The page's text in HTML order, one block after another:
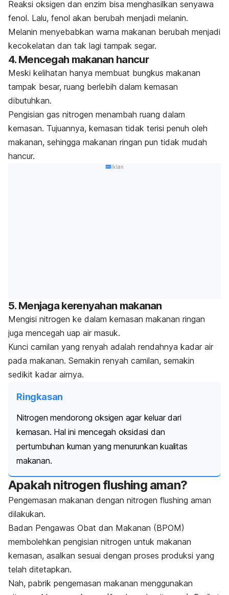
Reaksi oksigen dan enzim bisa menghasilkan senyawa
fenol. Lalu, fenol akan berubah menjadi melanin.
Melanin menyebabkan warna makanan berubah menjadi
kecokelatan dan tak lagi tampak segar.
4. Mencegah makanan hancur
Meski kelihatan hanya membuat bungkus makanan
tampak besar, ruang berlebih dalam kemasan
dibutuhkan.
Pengisian gas nitrogen menambah ruang dalam
kemasan. Tujuannya, kemasan tidak terisi penuh oleh
makanan, sehingga makanan ringan pun tidak mudah
hancur.
Iklan
5. Menjaga kerenyahan makanan
Mengisi nitrogen ke dalam kemasan makanan ringan
juga mencegah uap air masuk.
Kunci camilan yang renyah adalah rendahnya kadar air
pada makanan. Semakin renyah camilan, semakin
sedikit kadar airnya.
Ringkasan
Nitrogen mendorong oksigen agar keluar dari
kemasan. Hal ini mencegah oksidasi dan
pertumbuhan kuman yang menurunkan kualitas
makanan.
Apakah nitrogen flushing aman?
Pengemasan makanan dengan nitrogen flushing aman
dilakukan.
Badan Pengawas Obat dan Makanan (BPOM)
membolehkan pengisian nitrogen untuk makanan
kemasan, asalkan sesuai dengan proses produksi yang
telah ditetapkan.
Nah, pabrik pengemasan makanan menggunakan